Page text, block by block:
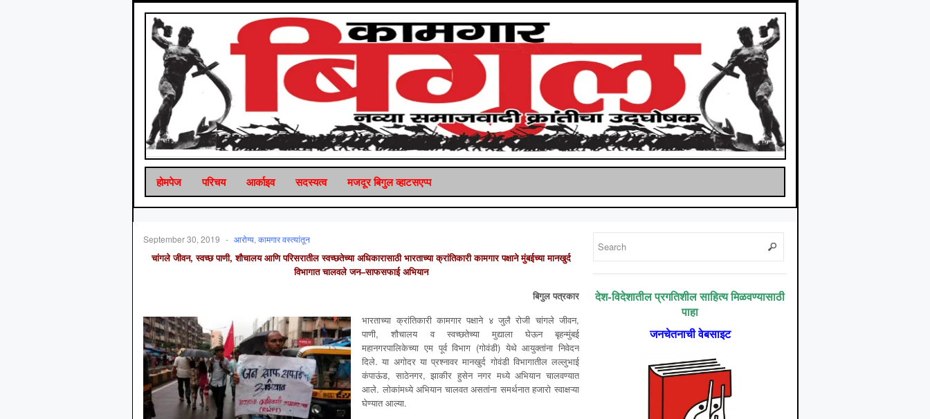
होमपेज परिचय आर्काइव सदस्यत्व मजदूर बिगुल व्‍हाटसएप्‍प
September 30, 2019 - आरोग्‍य, कामगार वस्‍त्‍यांतून
चांगले जीवन,स्वच्छ पाणी,शौचालय आणि परिसरातील स्वच्छतेच्या अधिकारासाठीभारताच्या क्रांतिकारी कामगार पक्षाने मुंबईच्या मानखुर्द
विभागातचालवले जन–साफसफाई अभियान
बिगुल पत्रकार
भारताच्या क्रांतिकारी कामगार पक्षाने ४ जुलै रोजी चांगले जीवन,
पाणी, शौचालय व स्वच्छतेच्या मुद्याला घेऊन बृहन्मुंबई
महानगरपालिकेच्या एम पूर्व विभाग (गोवंडी) येथे आयुक्तांना निवेदन
दिले. या अगोदर या प्रश्नावर मानखुर्द गोवंडी विभागातील लल्लुभाई
कंपाऊंड, साठेनगर, झाकीर हुसेन नगर मध्ये अभियान चालवण्यात
आले. लोकांमध्ये अभियान चालवत असतांना समर्थनात हजारो स्वाक्षऱ्या
घेण्यात आल्या.
देश-विदेशातील प्रगतिशील साहित्य मिळवण्यासाठी
पाहा
जनचेतनाची वेबसाइट